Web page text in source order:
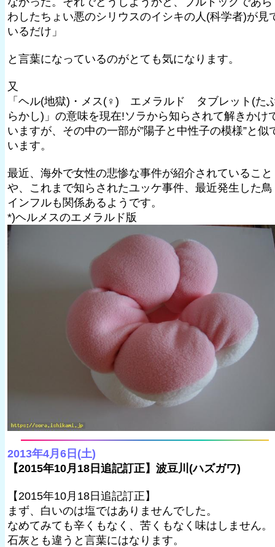
わしたちょい悪のシリウスのイシキの人(科学者)が見
いるだけ」
と言葉になっているのがとても気になります。
又
「ヘル(地獄)・メス(♀) エメラルド タブレット(た
らかし)」の意味を現在!ソラから知らされて解きかけ
いますが、その中の一部が”陽子と中性子の模様”と似
います。
最近、海外で女性の悲惨な事件が紹介されていること
や、これまで知らされたユッケ事件、最近発生した鳥
インフルも関係あるようです。
*)ヘルメスのエメラルド版
2013年4月6日(土)
【2015年10月18日追記訂正】波豆川(ハズガワ)
【2015年10月18日追記訂正】
まず、白いのは塩ではありませんでした。
なめてみても辛くもなく、苦くもなく味はしません。
石灰とも違うと言葉にはなります。